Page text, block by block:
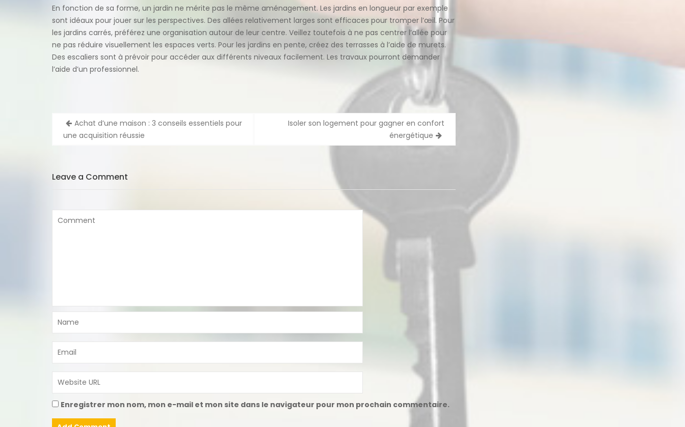
En fonction de sa forme, un jardin ne mérite pas le même aménagement. Les jardins en longueur par exemple
sont idéaux pour jouer sur les perspectives. Des allées relativement larges sont efficaces pour tromper l’œil. Pour
les jardins carrés, préférez une organisation autour de leur centre. Veillez toutefois à ne pas centrer l’allée pour
ne pas réduire visuellement les espaces verts. Pour les jardins en pente, créez des terrasses à l’aide de murets.
Des escaliers sont à prévoir pour accéder aux différents niveaux facilement. Les travaux pourront demander
l’aide d’un professionnel.
Navigation
de
Achat d’une maison : 3 conseils essentiels pour
une acquisition réussie
Isoler son logement pour gagner en confort
énergétique
Leave a Comment
Enregistrer mon nom, mon e-mail et mon site dans le navigateur pour mon prochain commentaire.